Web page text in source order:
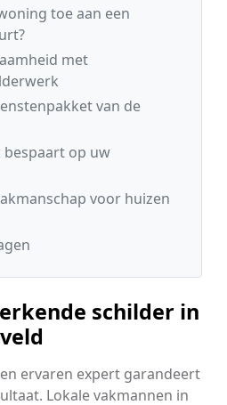
toe aan een
met
van de
bespaart op uw
voor huizen
schilder in
ervaren expert garandeert
Lokale vakmannen in